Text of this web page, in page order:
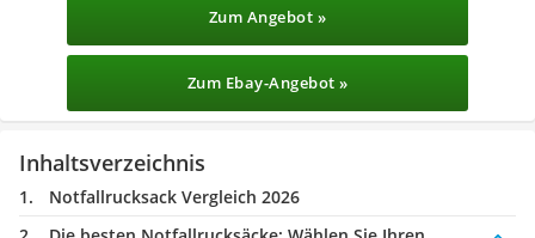
Zum Angebot »
Zum Ebay-Angebot »
Inhaltsverzeichnis
Notfallrucksack Vergleich 2026